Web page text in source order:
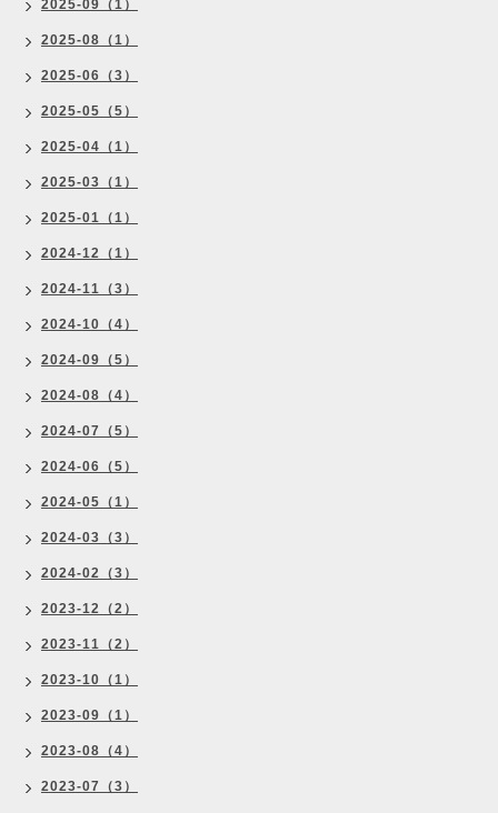
2025-09（1）
2025-08（1）
2025-06（3）
2025-05（5）
2025-04（1）
2025-03（1）
2025-01（1）
2024-12（1）
2024-11（3）
2024-10（4）
2024-09（5）
2024-08（4）
2024-07（5）
2024-06（5）
2024-05（1）
2024-03（3）
2024-02（3）
2023-12（2）
2023-11（2）
2023-10（1）
2023-09（1）
2023-08（4）
2023-07（3）